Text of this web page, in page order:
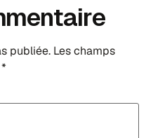
publiée. Les champs
*